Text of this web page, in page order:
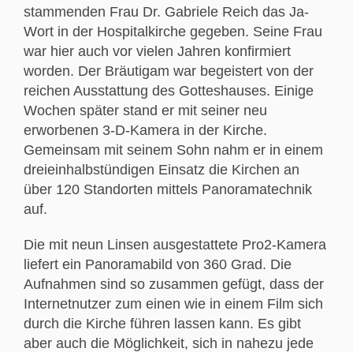
stammenden Frau Dr. Gabriele Reich das Ja-
Wort in der Hospitalkirche gegeben. Seine Frau
war hier auch vor vielen Jahren konfirmiert
worden. Der Bräutigam war begeistert von der
reichen Ausstattung des Gotteshauses. Einige
Wochen später stand er mit seiner neu
erworbenen 3-D-Kamera in der Kirche.
Gemeinsam mit seinem Sohn nahm er in einem
dreieinhalbstündigen Einsatz die Kirchen an
über 120 Standorten mittels Panoramatechnik
auf.
Die mit neun Linsen ausgestattete Pro2-Kamera
liefert ein Panoramabild von 360 Grad. Die
Aufnahmen sind so zusammen gefügt, dass der
Internetnutzer zum einen wie in einem Film sich
durch die Kirche führen lassen kann. Es gibt
aber auch die Möglichkeit, sich in nahezu jede